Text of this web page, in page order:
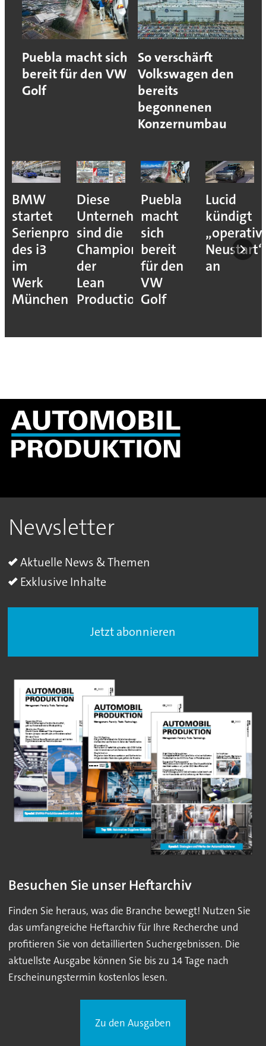
Puebla macht sich
bereit für den VW
Golf
So verschärft
Volkswagen den
bereits
begonnenen
Konzernumbau
BMW
startet
Serienproduktion
des i3
im
Werk
München
Diese
Unternehmen
sind die
Champions
der
Lean
Production
Puebla
macht
sich
bereit
für den
VW
Golf
Lucid
kündigt
Neustart“
an
Newsletter
Aktuelle News & Themen
Exklusive Inhalte
Jetzt abonnieren
Besuchen Sie unser Heftarchiv
Finden Sie heraus, was die Branche bewegt! Nutzen Sie
das umfangreiche Heftarchiv für Ihre Recherche und
profitieren Sie von detaillierten Suchergebnissen. Die
aktuellste Ausgabe können Sie bis zu 14 Tage nach
Erscheinungstermin kostenlos lesen.
Zu den Ausgaben